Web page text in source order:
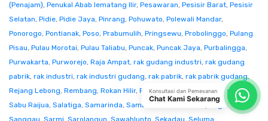
(Penajam), Penukal Abab lematang Ilir, Pesawaran, Pesisir Barat, Pesisir
Selatan, Pidie, Pidie Jaya, Pinrang, Pohuwato, Polewali Mandar,
Ponorogo, Pontianak, Poso, Prabumulih, Pringsewu, Probolinggo, Pulang
Pisau, Pulau Morotai, Pulau Taliabu, Puncak, Puncak Jaya, Purbalingga,
Purwakarta, Purworejo, Raja Ampat, rak gudang industri, rak gudang
pabrik, rak industri, rak industri gudang, rak pabrik, rak pabrik gudang,
Rejang Lebong, Rembang, Rokan Hilir, Rokan Hulu,Rote Ndao, Sabang,
Sabu Raijua, Salatiga, Samarinda, Sambas Sampang
Sanggau Sarmi Sarolangun Sawahlunto Sekadau Seluma
Konsultasi dan Pemesanan
Chat Kami Sekarang